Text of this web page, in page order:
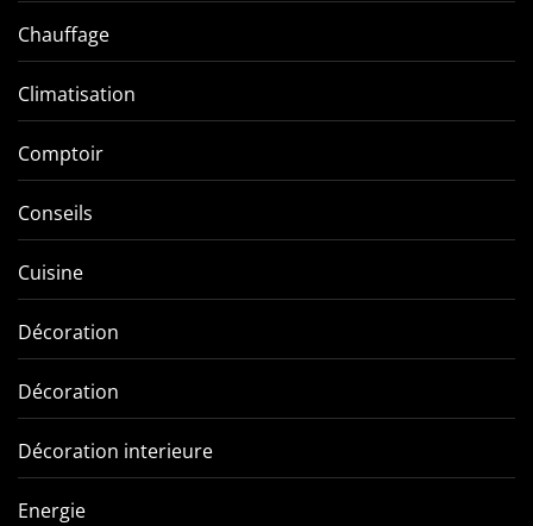
Chauffage
Climatisation
Comptoir
Conseils
Cuisine
Décoration
Décoration
Décoration interieure
Energie